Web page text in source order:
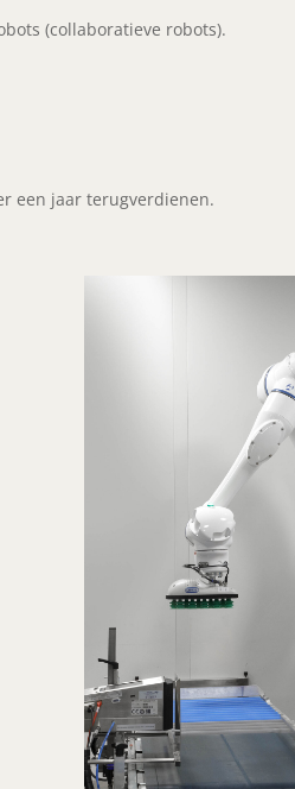
(collaboratieve robots).
een jaar terugverdienen.